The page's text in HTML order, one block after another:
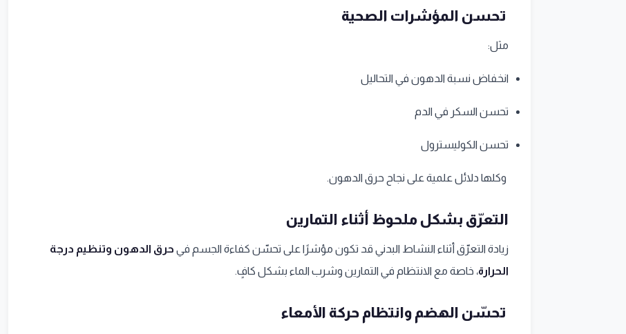
تحسن المؤشرات الصحية
مثل:
انخفاض نسبة الدهون في التحاليل
تحسن السكر في الدم
تحسن الكوليسترول
وكلها دلائل علمية على نجاح حرق الدهون.
التعرّق بشكل ملحوظ أثناء التمارين
زيادة التعرّق أثناء النشاط البدني قد تكون مؤشرًا على تحسّن كفاءة الجسم في حرق الدهون وتنظيم درجة
الحرارة، خاصة مع الانتظام في التمارين وشرب الماء بشكل كافٍ.
تحسّن الهضم وانتظام حركة الأمعاء